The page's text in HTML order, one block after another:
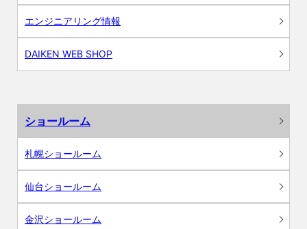
エンジニアリング情報
DAIKEN WEB SHOP
ショールーム
札幌ショールーム
仙台ショールーム
金沢ショールーム